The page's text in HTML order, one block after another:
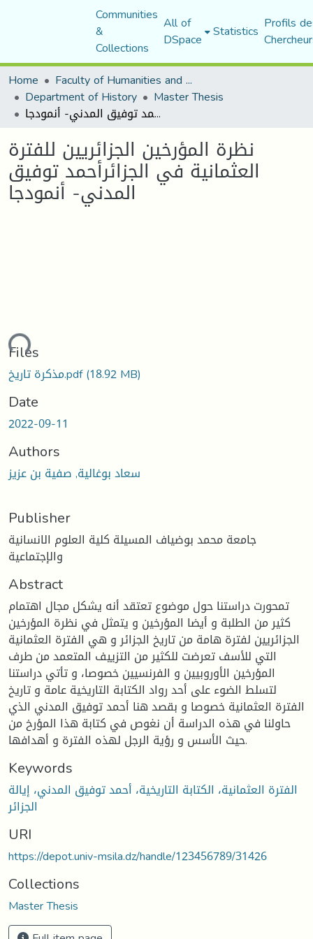
Communities
&
Collections
All of
DSpace Statistics Profils
Home
Faculty of Humanities and Social Sciences
Department of History Master Thesis
نظرة المؤرخين الجزائريين للفترة العثمانية في الجزائرأحمد توفيق المدني- أنمودجا
نظرة المؤرخين الجزائريين للفترة
العثمانية في الجزائرأحمد توفيق
المدني- أنمودجا
Files
مذكرة تاريخ.pdf(18.92 MB)
Date
2022-09-11
Authors
سعاد بوغالية, صفية بن عزيز
Publisher
جامعة محمد بوضياف المسيلة كلية العلوم الانسانية
والإجتماعية
Abstract
تمحورت دراستنا حول موضوع تعتقد أنه يشكل مجال اهتمام
كثير من الطلبة و أيضا المؤرخين و يتمثل في نظرة المؤرخين
الجزائريين لفترة هامة من تاريخ الجزائر و هي الفترة العثمانية
التي للأسف تعرضت للكثير من التزييف المتعمد من طرف
المؤرخين الأوروبيين و الفرنسيين خصوصا، و تأتي دراستنا
لتسلط الضوء على أحد رواد الكتابة التاريخية عامة و تاريخ
الفترة العثمانية خصوصا و بقصد هنا أحمد توفيق المدني الذي
حاولنا في هذه الدراسة أن نغوص في كتابة هذا المؤرخ من
حيث الأسس و رؤية الرجل لهذه الفترة و أهدافها.
Keywords
الفترة العثمانية، الكتابة التاريخية، أحمد توفيق المدني، إيالة
الجزائر
URI
https://depot.univ-msila.dz/handle/123456789/31426
Collections
Master Thesis